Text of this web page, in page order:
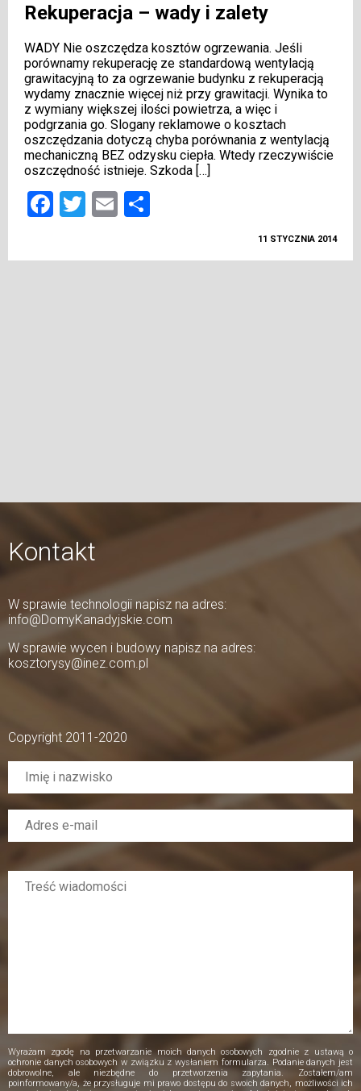
Rekuperacja – wady i zalety
WADY Nie oszczędza kosztów ogrzewania. Jeśli
porównamy rekuperację ze standardową wentylacją
grawitacyjną to za ogrzewanie budynku z rekuperacją
wydamy znacznie więcej niż przy grawitacji. Wynika to
z wymiany większej ilości powietrza, a więc i
podgrzania go. Slogany reklamowe o kosztach
oszczędzania dotyczą chyba porównania z wentylacją
mechaniczną BEZ odzysku ciepła. Wtedy rzeczywiście
oszczędność istnieje. Szkoda […]
Facebook
Twitter
Email
11 STYCZNIA 2014
Kontakt
W sprawie technologii napisz na adres:
info@DomyKanadyjskie.com
W sprawie wycen i budowy napisz na adres:
kosztorysy@inez.com.pl
Copyright 2011-2020
Wyrażam zgodę na przetwarzanie moich danych osobowych zgodnie z ustawą o
ochronie danych osobowych w związku z wysłaniem formularza. Podanie danych jest
dobrowolne, ale niezbędne do przetworzenia zapytania. Zostałem/am
poinformowany/a, że przysługuje mi prawo dostępu do swoich danych, możliwości ich